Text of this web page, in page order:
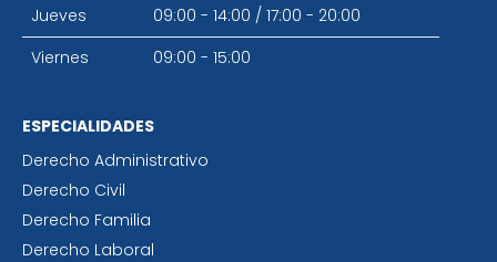
Jueves
09:00 - 14:00 / 17:00 - 20:00
Viernes
09:00 - 15:00
ESPECIALIDADES
Derecho Administrativo
Derecho Civil
Derecho Familia
Derecho Laboral